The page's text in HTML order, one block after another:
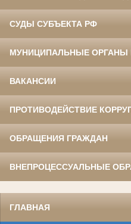
СУДЫ СУБЪЕКТА РФ
МУНИЦИПАЛЬНЫЕ ОРГАНЫ
ВАКАНСИИ
ПРОТИВОДЕЙСТВИЕ
ОБРАЩЕНИЯ ГРАЖДАН
ВНЕПРОЦЕССУАЛЬНЫЕ
ГЛАВНАЯ